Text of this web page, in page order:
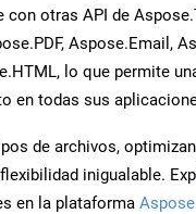
otras API de
Aspose.Email,
lo que permite
en todas sus
de archivos,
inigualable.
en la plataforma